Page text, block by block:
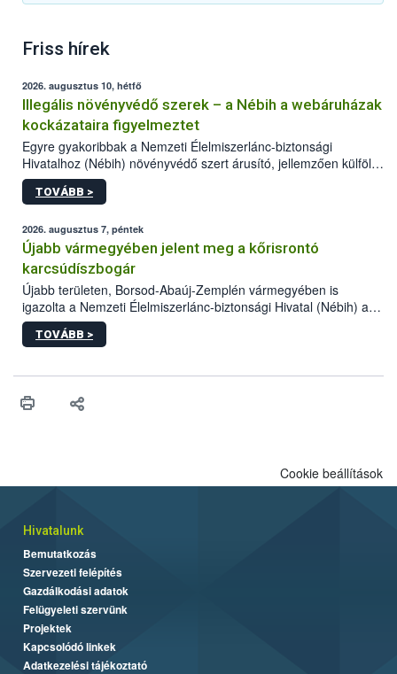
Friss hírek
2026. augusztus 10, hétfő
Illegális növényvédő szerek – a Nébih a webáruházak
kockázataira figyelmeztet
Egyre gyakoribbak a Nemzeti Élelmiszerlánc-biztonsági
Hivatalhoz (Nébih) növényvédő szert árusító, jellemzően külföldi
honlapok kapcsán érkező bejelentések. Emellett az ilyen
termékeket kínáló kéretlen online reklámok mennyisége is
összegyűjtötte az illegális növényvédő szerek kapcsán
előforduló árulkodó jeleket, valamint a webáruházakból való
vásárlás kockázatait.
TOVÁBB >
2026. augusztus 7, péntek
Újabb vármegyében jelent meg a kőrisrontó
karcsúdíszbogár
Újabb területen, Borsod-Abaúj-Zemplén vármegyében is
igazolta a Nemzeti Élelmiszerlánc-biztonsági Hivatal (Nébih) a
kőrisrontó karcsúdíszbogár (Agrilus planipennis) jelenlétét. A
kártevőt nem csak színcsapdában találták meg, de már fertőzött
az intenzív felderítést, emellett az intézkedéseket a szlovák
TOVÁBB >
Cookie beállítások
Hivatalunk
Bemutatkozás
Szervezeti felépítés
Gazdálkodási adatok
Felügyeleti szervünk
Projektek
Kapcsolódó linkek
Adatkezelési tájékoztató